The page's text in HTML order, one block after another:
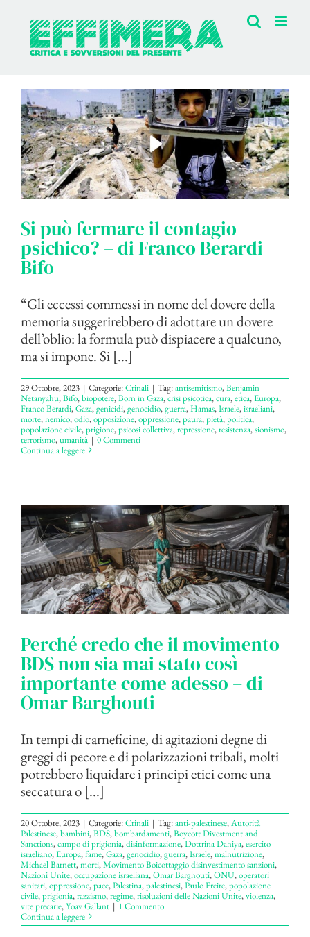
contenuto
Si può fermare il contagio
psichico? – di Franco Berardi
Bifo
“Gli eccessi commessi in nome del dovere della
memoria suggerirebbero di adottare un dovere
dell’oblio: la formula può dispiacere a qualcuno,
ma si impone. Si [...]
29 Ottobre, 2023 | Categorie:Crinali | Tag:antisemitismo,Benjamin
Netanyahu,Bifo,biopotere,Born in Gaza,crisi psicotica,cura,etica,Europa,
Franco Berardi,Gaza,genicidi,genocidio,guerra,Hamas,Israele,israeliani,
morte,nemico,odio,opposizione,oppressione,paura,pietà,politica,
popolazione civile,prigione,psicosi collettiva,repressione,resistenza,sionismo,
terrorismo,umanità | 0 Commenti
Continua a leggere
Perché credo che il movimento
BDS non sia mai stato così
importante come adesso – di
Omar Barghouti
In tempi di carneficine, di agitazioni degne di
greggi di pecore e di polarizzazioni tribali, molti
potrebbero liquidare i principi etici come una
seccatura o [...]
20 Ottobre, 2023 | Categorie:Crinali | Tag:anti-palestinese,Autorità
Palestinese,bambini,BDS,bombardamenti,Boycott Divestment and
Sanctions,campo di prigionia,disinformazione,Dottrina Dahiya,esercito
israeliano,Europa,fame,Gaza,genocidio,guerra,Israele,malnutrizione,
Michael Barnett,morti,Movimento Boicottaggio disinvestimento sanzioni,
Nazioni Unite,occupazione israeliana,Omar Barghouti,ONU,operatori
sanitari,oppressione,pace,Palestina,palestinesi,Paulo Freire,popolazione
civile,prigionia,razzismo,regime,risoluzioni delle Nazioni Unite,violenza,
vite precarie,Yoav Gallant | 1 Commento
Continua a leggere